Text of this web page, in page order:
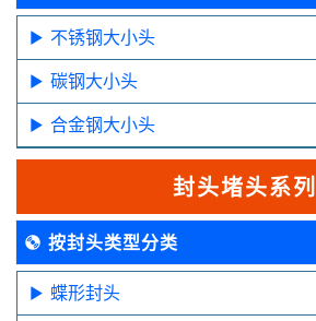
不锈钢大小头
碳钢大小头
合金钢大小头
封头堵头系列
按封头类型分类
蝶形封头